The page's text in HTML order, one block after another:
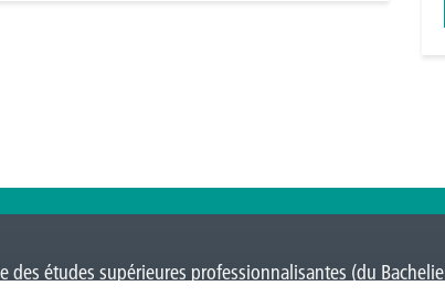
des études supérieures professionnalisantes (du